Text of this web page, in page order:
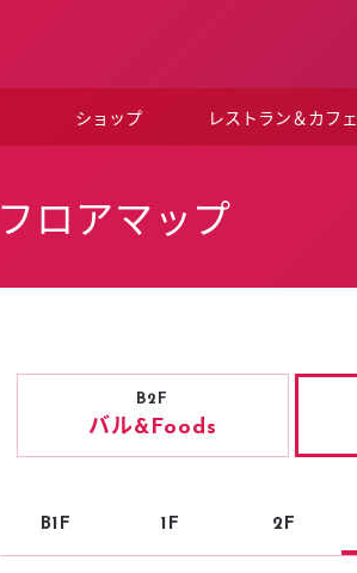
ショップ レストラン＆カフェ
フロアマップ
B2F
バル&Foods
B1F 1F 2F